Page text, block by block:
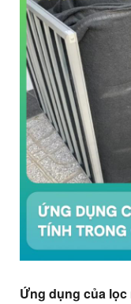
Ứng dụng của